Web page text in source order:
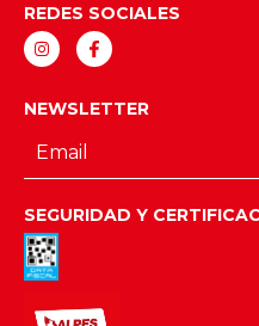
REDES SOCIALES
NEWSLETTER
SEGURIDAD Y